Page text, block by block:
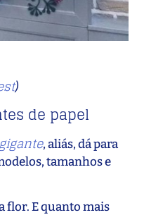
)
de papel
, aliás, dá para
tamanhos e
flor. E quanto mais